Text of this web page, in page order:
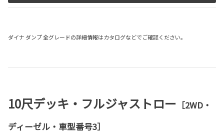
ダイナ ダンプ 全グレードの詳細情報はカタログなどでご確認ください。
10尺デッキ・フルジャストロー ［2WD・
ディーゼル・車型番号3］